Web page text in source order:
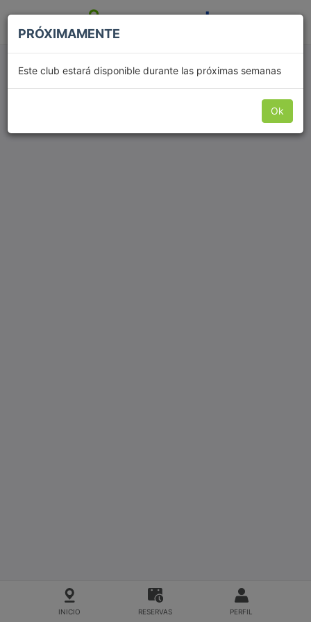
PRÓXIMAMENTE
Este club estará disponible durante las próximas semanas
Ok
Arena Voley Club
INICIO RESERVAS PERFIL